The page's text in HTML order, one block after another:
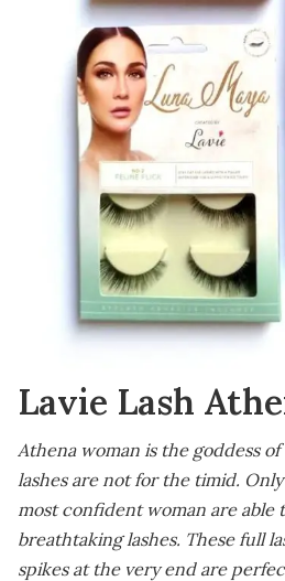
Lavie Lash
Athena woman is the goddess
lashes are not for the timid.
most confident woman are able
breathtaking lashes. These full
spikes at the very end are